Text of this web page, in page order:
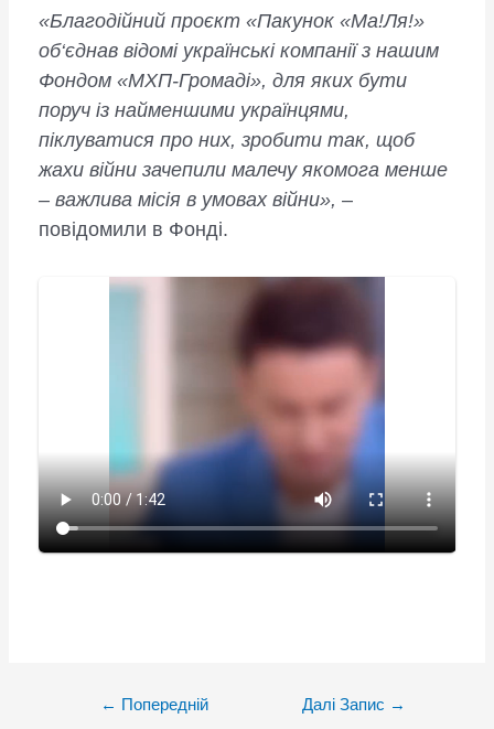
«Благодійний проєкт «Пакунок «Ма!Ля!»
об‘єднав відомі українські компанії з нашим
Фондом «МХП-Громаді», для яких бути
поруч із найменшими українцями,
піклуватися про них, зробити так, щоб
жахи війни зачепили малечу якомога менше
– важлива місія в умовах війни», –
повідомили в Фонді.
← Попередній Далі Запис →